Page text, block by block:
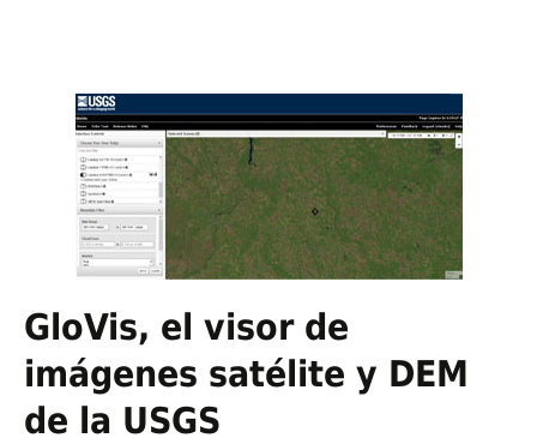
GloVis, el visor de
imágenes satélite y DEM
de la USGS